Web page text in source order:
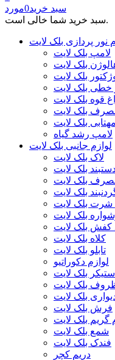
سبد خرید0مورد
سبد خرید شما خالی است.
نور پردازی بلک لایت
لامپ بلک لایت
بلک لایت
بلک لایت
خطی بلک لایت
قوه بلک لایت
بلک لایت
بلک لایت
لامپ رشد گیاه
لوازم جانبی بلک لایت
لاک بلک لایت
بلک لایت
بلک لایت
بلک لایت
شرت بلک لایت
بلک لایت
کفش بلک لایت
کلاه بلک لایت
تابلو بلک لایت
لوازم دکوراتیو
استیکر بلک لایت
بلک لایت
بلک لایت
فرش بلک لایت
گریم بلک لایت
شمع بلک لایت
فندک بلک لایت
دریم کچر